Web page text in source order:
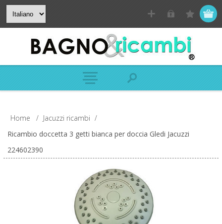
Home / Jacuzzi ricambi /
Ricambio doccetta 3 getti bianca per doccia Gledi Jacuzzi
224602390